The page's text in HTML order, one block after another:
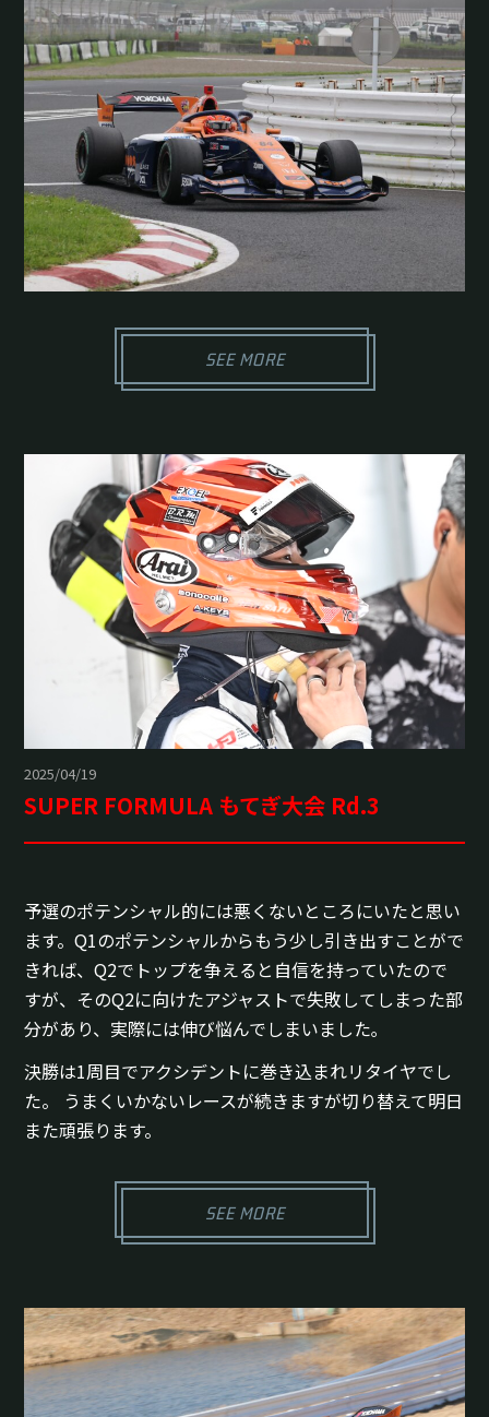
SEE MORE
2025/04/19
SUPER FORMULA もてぎ大会 Rd.3
予選のポテンシャル的には悪くないところにいたと思い
ます。Q1のポテンシャルからもう少し引き出すことがで
きれば、Q2でトップを争えると自信を持っていたので
すが、そのQ2に向けたアジャストで失敗してしまった部
分があり、実際には伸び悩んでしまいました｡
決勝は1周目でアクシデントに巻き込まれリタイヤでし
た。 うまくいかないレースが続きますが切り替えて明日
また頑張ります。
SEE MORE